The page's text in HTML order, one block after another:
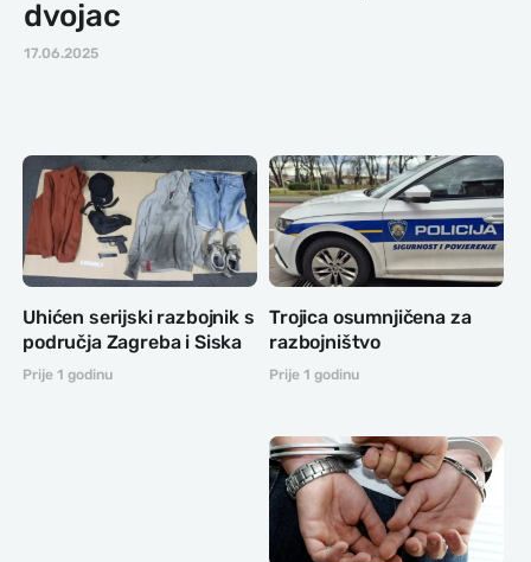
dvojac
17.06.2025
Uhićen serijski razbojnik s
područja Zagreba i Siska
Prije 1 godinu
Trojica osumnjičena za
razbojništvo
Prije 1 godinu